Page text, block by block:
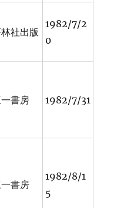
社出版
1982/7/2
0
書房 1982/7/31
書房
1982/8/1
5